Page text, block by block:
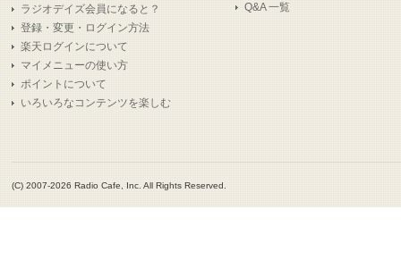
ラジオデイズ会員になると？
登録・変更・ログイン方法
楽天ログインについて
マイメニューの使い方
ポイントについて
いろいろなコンテンツを楽しむ
Q&A 一覧
(C) 2007-2026 Radio Cafe, Inc. All Rights Reserved.